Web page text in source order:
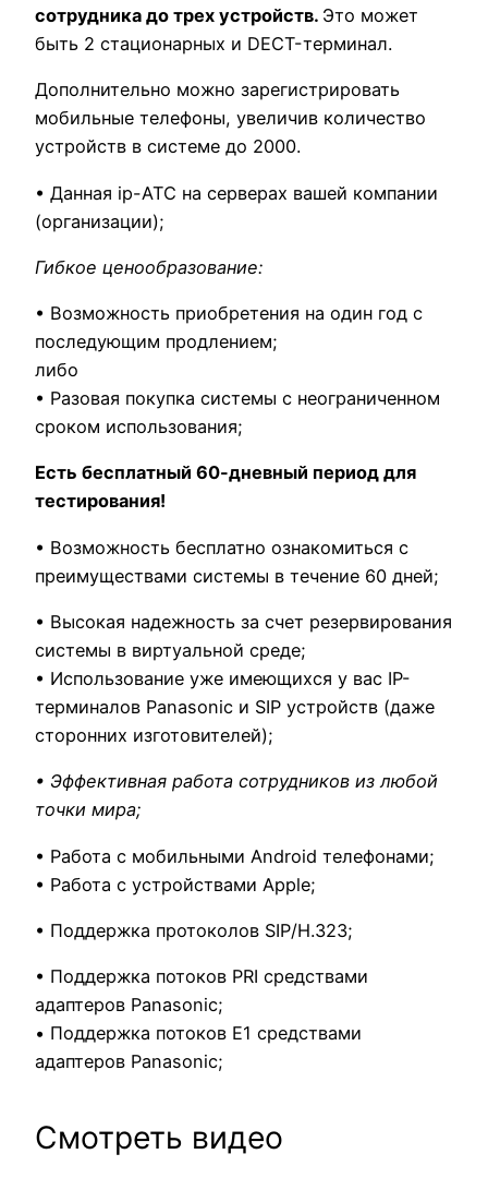
сотрудника до трех устройств. Это может
быть 2 стационарных и DECT-терминал.
Дополнительно можно зарегистрировать
мобильные телефоны, увеличив количество
устройств в системе до 2000.
• Данная ip-АТС на серверах вашей компании
(организации);
Гибкое ценообразование:
• Возможность приобретения на один год с
последующим продлением;
либо
• Разовая покупка системы с неограниченном
сроком использования;
Есть бесплатный 60-дневный период для
тестирования!
• Возможность бесплатно ознакомиться с
преимуществами системы в течение 60 дней;
• Высокая надежность за счет резервирования
системы в виртуальной среде;
• Использование уже имеющихся у вас IP-
терминалов Panasonic и SIP устройств (даже
сторонних изготовителей);
• Эффективная работа сотрудников из любой
точки мира;
• Работа с мобильными Android телефонами;
• Работа с устройствами Apple;
• Поддержка протоколов SIP/H.323;
• Поддержка потоков PRI средствами
адаптеров Panasonic;
• Поддержка потоков E1 средствами
адаптеров Panasonic;
Смотреть видео